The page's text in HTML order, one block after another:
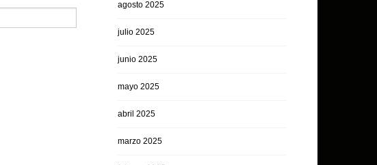
agosto 2025
julio 2025
junio 2025
mayo 2025
abril 2025
marzo 2025